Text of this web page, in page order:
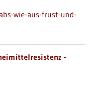
wie-aus-frust-und-
-